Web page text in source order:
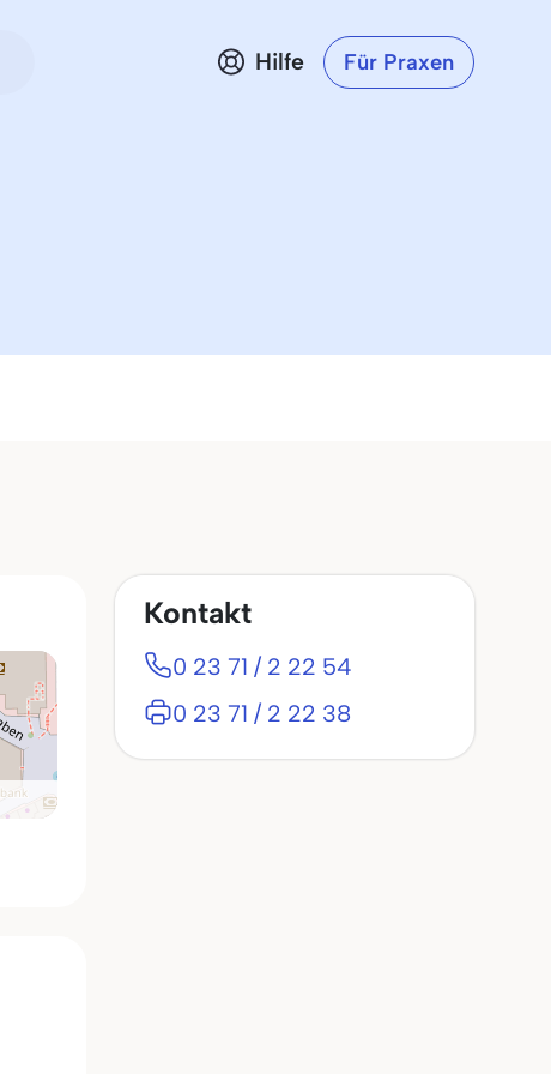
Hilfe Für Praxen
Kontakt
0 23 71 / 2 22 54
0 23 71 / 2 22 38